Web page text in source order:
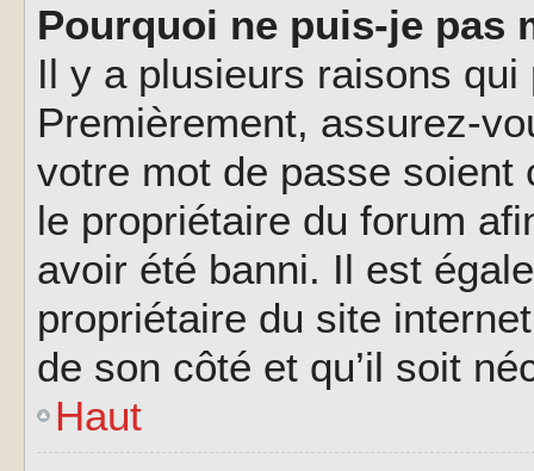
Pourquoi ne puis-je pas
Il y a plusieurs raisons
Premièrement, assurez-
votre mot de passe soient
le propriétaire du forum
avoir été banni. Il est
propriétaire du site
de son côté et qu’il soit
Haut